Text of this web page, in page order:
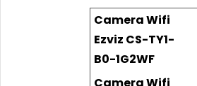
Camera Wifi
Ezviz CS-TY1-
B0-1G2WF
Camera Wifi